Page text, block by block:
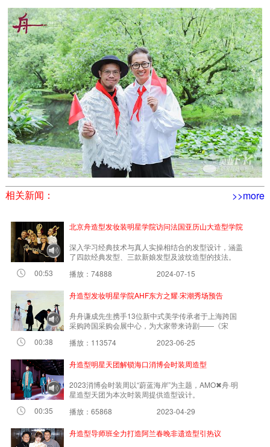
相关新闻： >>more
00:53
北京舟造型发妆装明星学院访问法国亚历山大造型学院
深入学习经典技术与真人实操相结合的发型设计，涵盖
了四款经典发型、三款新娘发型及波纹造型的技法。
播放：74888
2024-07-15
00:38
舟造型发妆明星学院AHF东方之耀·宋潮秀场预告
舟舟谦成先生携手13位新中式美学传承者于上海跨国
采购跨国采购会展中心，为大家带来诗剧——《宋
播放：113574 2023-06-25
00:35
舟造型明星天团解锁海口消博会时装周造型
2023消博会时装周以“蔚蓝海岸”为主题，AMO✖舟·明
星造型天团为本次时装周提供造型设计。
播放：65868
2023-04-29
舟造型导师班全力打造阿兰春晚非遗造型引热议